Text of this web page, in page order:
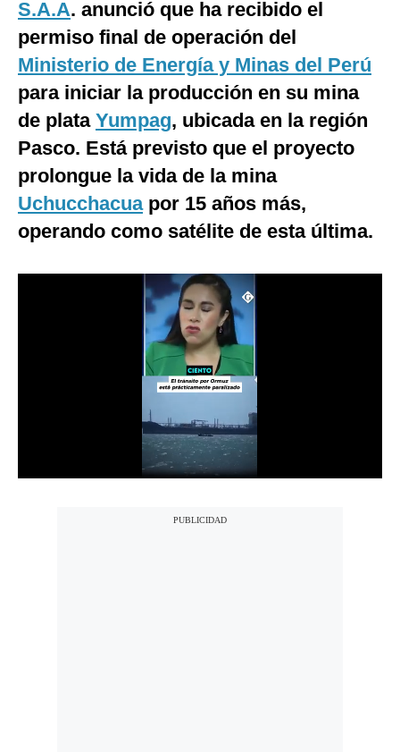
EEUU
México
España
Internacional
Tecnología
Club del Suscriptor
Mix
S.A.A. anunció que ha recibido el
permiso final de operación del
Ministerio de Energía y Minas del Perú
para iniciar la producción en su mina
de plata Yumpag, ubicada en la región
Pasco. Está previsto que el proyecto
prolongue la vida de la mina
Uchucchacuapor 15 años más,
operando como satélite de esta última.